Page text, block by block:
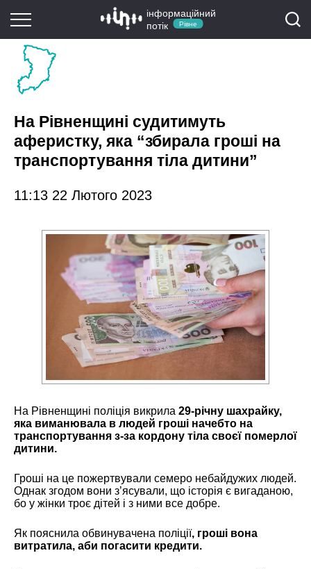
інформаційний
потік
Рівне
На Рівненщині судитимуть
аферистку, яка “збирала гроші на
транспортування тіла дитини”
11:13 22 Лютого 2023
На Рівненщині поліція викрила 29-річну шахрайку,
яка виманювала в людей гроші начебто на
транспортування з-за кордону тіла своєї померлої
дитини.
Гроші на це пожертвували семеро небайдужих людей.
Однак згодом вони з’ясували, що історія є вигаданою,
бо у жінки троє дітей і з ними все добре.
Як пояснила обвинувачена поліції, гроші вона
витратила, аби погасити кредити.